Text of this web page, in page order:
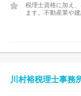
税理士資格に加え
ます。不動産業や
川村裕税理士事務